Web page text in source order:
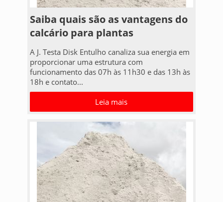
Saiba quais são as vantagens do
calcário para plantas
A J. Testa Disk Entulho canaliza sua energia em
proporcionar uma estrutura com
funcionamento das 07h às 11h30 e das 13h às
18h e contato...
Leia mais